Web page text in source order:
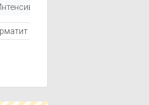
крем